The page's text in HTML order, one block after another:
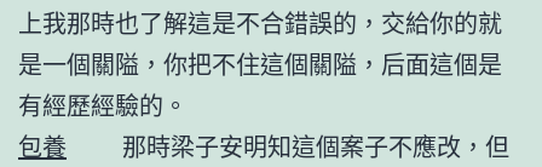
上我那時也了解這是不合錯誤的，交給你的就
是一個關隘，你把不住這個關隘，后面這個是
有經歷經驗的。
包養 那時梁子安明知這個案子不應改，但